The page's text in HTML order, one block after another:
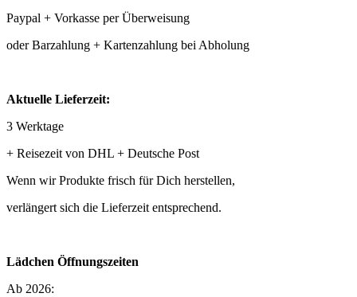
Paypal + Vorkasse per Überweisung
oder Barzahlung + Kartenzahlung bei Abholung
Aktuelle Lieferzeit:
3 Werktage
+ Reisezeit von DHL + Deutsche Post
Wenn wir Produkte frisch für Dich herstellen,
verlängert sich die Lieferzeit entsprechend.
Lädchen Öffnungszeiten
Ab 2026: